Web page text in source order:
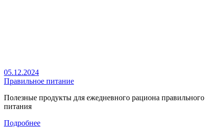
05.12.2024
Правильное питание
Полезные продукты для ежедневного рациона правильного
питания
Подробнее